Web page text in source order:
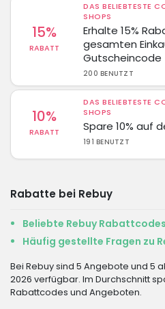
15%
RABATT
DAS BELIEBTESTE
SHOPS
Erhalte 15%
gesamten
Gutscheincode
200 BENUTZT
10%
RABATT
DAS BELIEBTESTE
SHOPS
Spare 10% auf
191 BENUTZT
Rabatte bei Rebuy
Beliebte Rebuy
Häufig gestellte Fragen zu
Bei Rebuy sind 5 Angebote und 5
2026 verfügbar. Im Durchschnitt
Rabattcodes und Angeboten.